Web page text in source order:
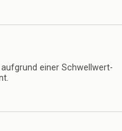
einer Schwellwert-